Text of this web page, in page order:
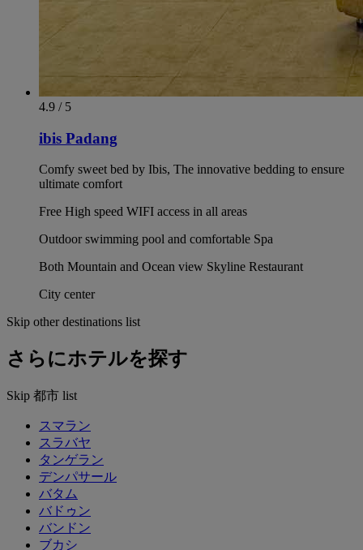
4.9 / 5
ibis Padang
Comfy sweet bed by Ibis, The innovative bedding to ensure
ultimate comfort
Free High speed WIFI access in all areas
Outdoor swimming pool and comfortable Spa
Both Mountain and Ocean view Skyline Restaurant
City center
Skip other destinations list
さらにホテルを探す
Skip 都市 list
スマラン
スラバヤ
タンゲラン
デンパサール
バタム
バドゥン
バンドン
ブカシ